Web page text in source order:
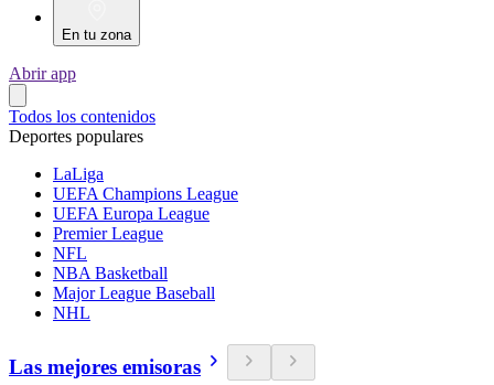
En tu zona
Abrir app
Todos los contenidos
Deportes populares
LaLiga
UEFA Champions League
UEFA Europa League
Premier League
NFL
NBA Basketball
Major League Baseball
NHL
Las mejores emisoras